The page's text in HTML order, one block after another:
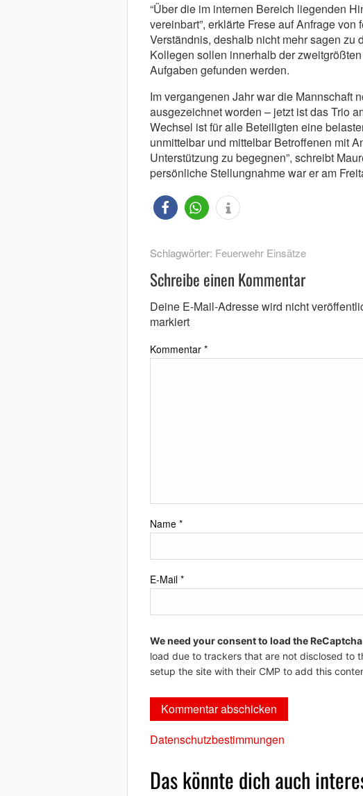
“Über die im internen Bereich liegenden
vereinbart”, erklärte Frese auf Anfrage
Verständnis, deshalb nicht mehr sagen zu
Kollegen sollen innerhalb der
Aufgaben gefunden werden.
Im vergangenen Jahr war die Mannschaft
ausgezeichnet worden – jetzt ist das Trio
Wechsel ist für alle Beteiligten eine
unmittelbar und mittelbar Betroffenen mit
Unterstützung zu begegnen”, schreibt
persönliche Stellungnahme war er am
Schlagwörter: Feuerwehr Einsätze
Schreibe einen Kommentar
Deine E-Mail-Adresse wird nicht
markiert
Kommentar *
Name *
E-Mail *
We need your consent to load the
load due to trackers that are not disclosed to
setup the site with their CMP to add this
Datenschutzbestimmungen
Das könnte dich auch